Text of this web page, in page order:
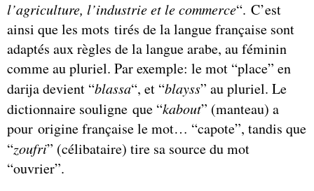
l’agriculture, l’industrie et le commerce“. C’est
ainsi que les mots tirés de la langue française sont
adaptés aux règles de la langue arabe, au féminin
comme au pluriel. Par exemple: le mot “place” en
darija devient “blassa“, et “blayss” au pluriel. Le
dictionnaire souligne que “kabout” (manteau) a
pour origine française le mot… “capote”, tandis que
“zoufri” (célibataire) tire sa source du mot
“ouvrier”.